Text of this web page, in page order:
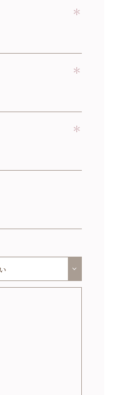
＊
＊
＊